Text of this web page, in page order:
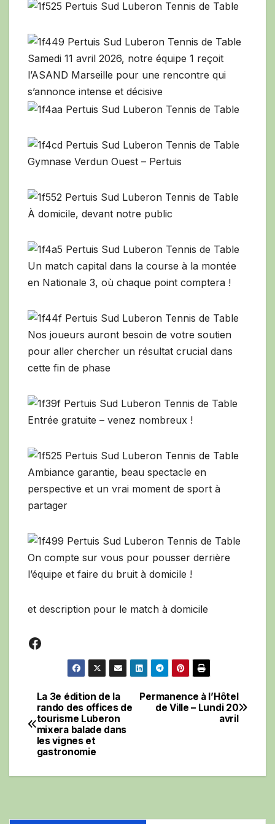
Samedi 11 avril 2026, notre équipe 1 reçoit
l’ASAND Marseille pour une rencontre qui
s’annonce intense et décisive
Gymnase Verdun Ouest – Pertuis
À domicile, devant notre public
Un match capital dans la course à la montée
en Nationale 3, où chaque point comptera !
Nos joueurs auront besoin de votre soutien
pour aller chercher un résultat crucial dans
cette fin de phase
Entrée gratuite – venez nombreux !
Ambiance garantie, beau spectacle en
perspective et un vrai moment de sport à
partager
On compte sur vous pour pousser derrière
l’équipe et faire du bruit à domicile !
et description pour le match à domicile
Facebook
Navigation
de
l’article
Permanence à l’Hôtel
de Ville – Lundi 20
avril
La 3e édition de la
rando des offices de
tourisme Luberon
mixera balade dans
les vignes et
gastronomie